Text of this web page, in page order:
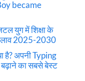
became
युग में शिक्षा के
2025-2030
है? अपनी Typing
का सबसे बेस्ट